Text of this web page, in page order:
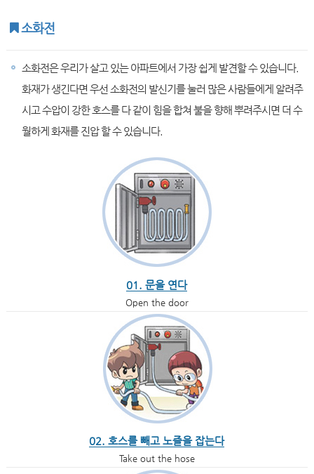
소화전
소화전은 우리가 살고 있는 아파트에서 가장 쉽게 발견할 수 있습니다.
화재가 생긴다면 우선 소화전의 발신기를 눌러 많은 사람들에게 알려주
시고 수압이 강한 호스를 다 같이 힘을 합쳐 불을 향해 뿌려주시면 더 수
월하게 화재를 진압 할 수 있습니다.
01. 문을 연다
Open the door
02. 호스를 빼고 노즐을 잡는다
Take out the hose